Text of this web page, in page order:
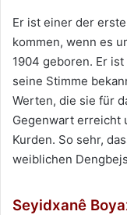
Er ist einer der
kommen, wenn es
1904 geboren. Er
seine Stimme
Werten, die sie für
Gegenwart erreicht
Kurden. So sehr,
weiblichen
Seyidxanê